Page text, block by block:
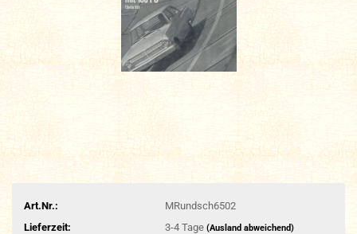
Art.Nr.:
MRundsch6502
Lieferzeit:
3-4 Tage (Ausland abweichend)